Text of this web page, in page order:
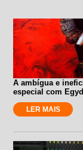
A ambígua e
especial com
LER MAIS